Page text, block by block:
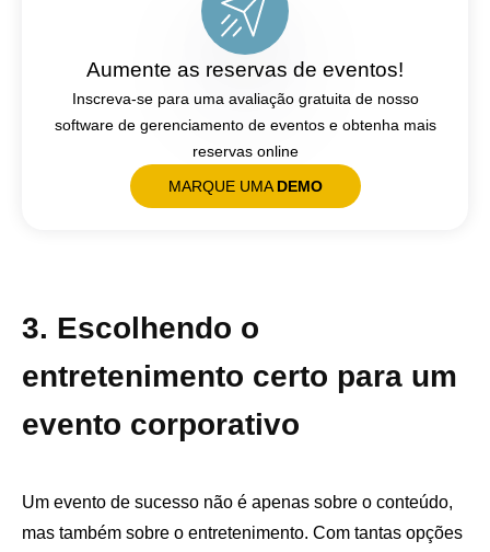
Aumente as reservas de eventos!
Inscreva-se para uma avaliação gratuita de nosso
software de gerenciamento de eventos e obtenha mais
reservas online
MARQUE UMA DEMO
3. Escolhendo o
entretenimento certo para um
evento corporativo
Um evento de sucesso não é apenas sobre o conteúdo,
mas também sobre o entretenimento. Com tantas opções